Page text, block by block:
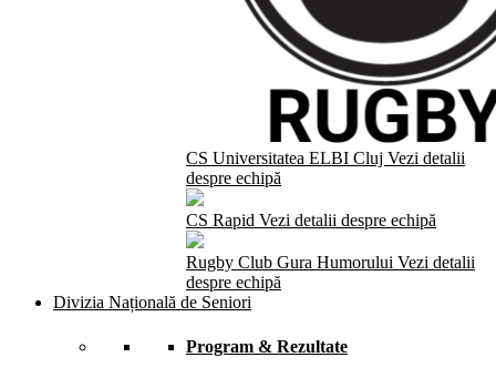
CS Universitatea ELBI Cluj Vezi detalii
despre echipă
CS Rapid Vezi detalii despre echipă
Rugby Club Gura Humorului Vezi detalii
despre echipă
Divizia Națională de Seniori
Program & Rezultate